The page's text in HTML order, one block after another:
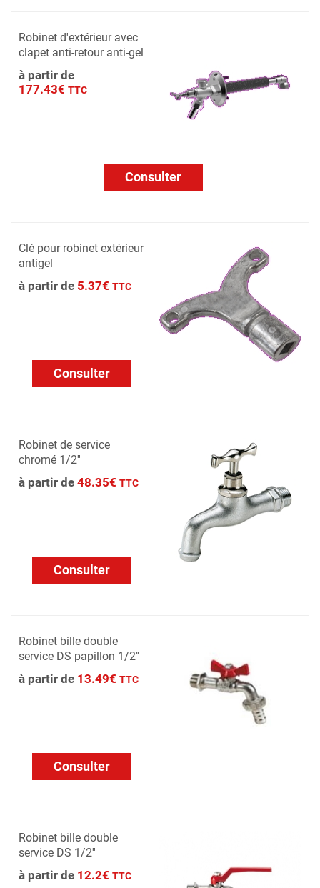
Robinet d'extérieur avec
clapet anti-retour anti-gel
à partir de
177.43€ TTC
Consulter
Clé pour robinet extérieur
antigel
à partir de 5.37€ TTC
Consulter
Robinet de service
chromé 1/2''
à partir de 48.35€ TTC
Consulter
Robinet bille double
service DS papillon 1/2''
à partir de 13.49€ TTC
Consulter
Robinet bille double
service DS 1/2''
à partir de 12.2€ TTC